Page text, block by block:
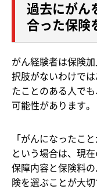
過去にがん
合った保険
がん経験者は保険
択肢がないわけで
たことのある人で
可能性があります。
「がんになったこ
という場合は、現
保障内容と保険料
険を選ぶことが大切